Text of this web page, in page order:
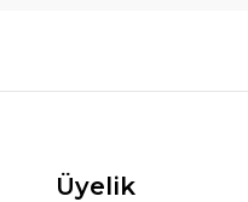
Üyelik